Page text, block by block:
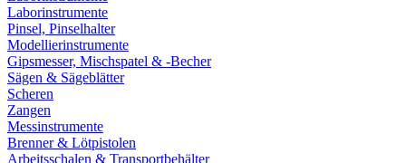
Laborinstrumente
Pinsel, Pinselhalter
Modellierinstrumente
Gipsmesser, Mischspatel & -Becher
Sägen & Sägeblätter
Scheren
Zangen
Messinstrumente
Brenner & Lötpistolen
Arbeitsschalen & Transportbehälter